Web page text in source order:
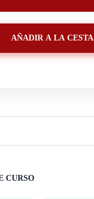
AÑADIR A LA CESTA
CURSO